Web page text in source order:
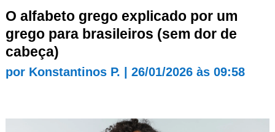
O alfabeto grego explicado por um
grego para brasileiros (sem dor de
cabeça)
por Konstantinos P. 26/01/2026 às 09:58